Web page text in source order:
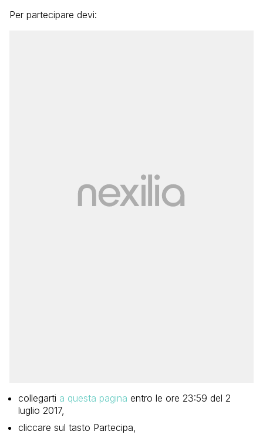
Per partecipare devi:
collegarti a questa pagina entro le ore 23:59 del 2
luglio 2017,
cliccare sul tasto Partecipa,